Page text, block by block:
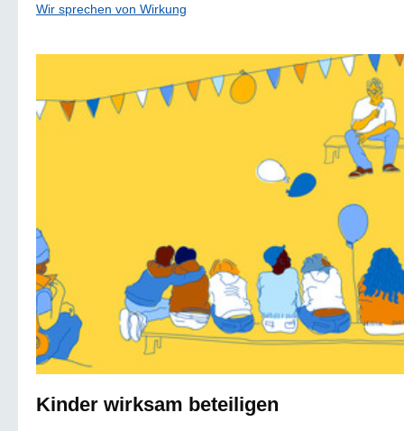
Wir sprechen von Wirkung
Kinder wirksam beteiligen